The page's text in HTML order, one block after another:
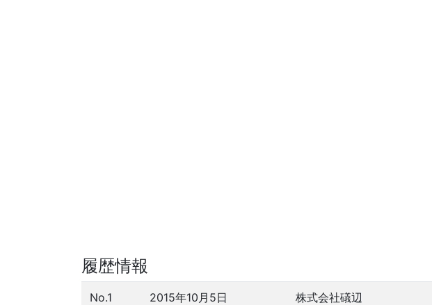
履歴情報
No.1
2015年10月5日
株式会社礒辺